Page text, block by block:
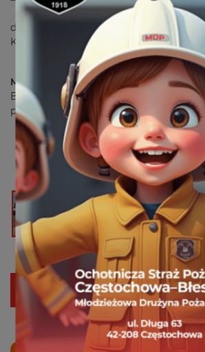
12 września o godzinie 12:18
do neutralizacji plamy ropopochodnej
Katynia.
Do działań wyjechaliśmy zastępem
Mercedes-Benz. Plama zaczynała się
Bohaterów Katynia, a kończyła na
przy skrzyżowaniu ulic: Bohaterów
Działania zakończyliśmy po godzinie.
Następny